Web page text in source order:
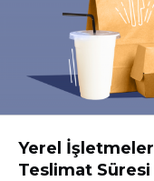
Yerel
Teslimat